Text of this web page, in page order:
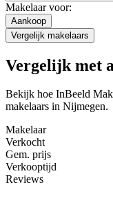
Makelaar voor:
Aankoop
Vergelijk makelaars
Vergelijk met
Bekijk hoe InBeeld
makelaars in Nijmegen.
Makelaar
Verkocht
Gem. prijs
Verkooptijd
Reviews